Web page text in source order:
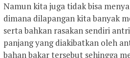
Namun kita juga tidak bisa
dimana dilapangan kita banyak
serta bahkan rasakan sendiri
panjang yang diakibatkan oleh
bahan bakar tersebut sehingga